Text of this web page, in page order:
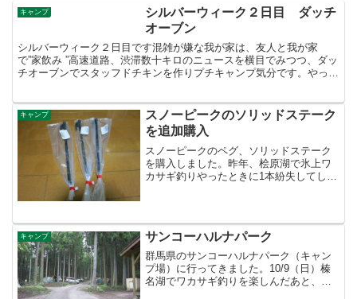
キャンプ
シルバーウィーク２日目 ダッチ
オーブン
シルバーウィーク２日目です混雑が嫌な我が家は、友人と我が家
で”家飲み ”高速道路、渋滞数十キロのニュースを横目でみつつ、ダッ
チオーブンでスタッフドチキンを作りプチキャンプ気分です。やっぱ
キャンプ
スノーピークのソリッドステーク
を追加購入
スノーピークのペグ、ソリッドステーク
を購入しました。昨年、桧原湖で氷上ワ
カサギ釣りやったときに1本紛失してしま
...
キャンプ サンコーハルナパーク
群馬県のサンコーハルナパーク（キャン
プ場）に行ってきました。10/9（日）榛
名湖でワカサギ釣りを楽しんだあと、サ